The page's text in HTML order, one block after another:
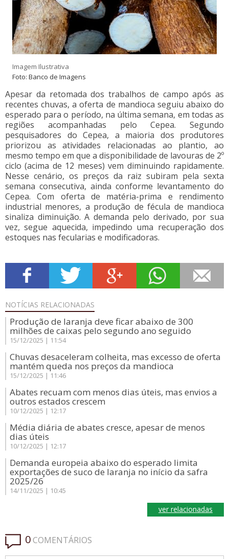
Imagem Ilustrativa
Foto: Banco de Imagens
Apesar da retomada dos trabalhos de campo após as
recentes chuvas, a oferta de mandioca seguiu abaixo do
esperado para o período, na última semana, em todas as
regiões acompanhadas pelo Cepea. Segundo
pesquisadores do Cepea, a maioria dos produtores
priorizou as atividades relacionadas ao plantio, ao
mesmo tempo em que a disponibilidade de lavouras de 2º
ciclo (acima de 12 meses) vem diminuindo rapidamente.
Nesse cenário, os preços da raiz subiram pela sexta
semana consecutiva, ainda conforme levantamento do
Cepea. Com oferta de matéria-prima e rendimento
industrial menores, a produção de fécula de mandioca
sinaliza diminuição. A demanda pelo derivado, por sua
vez, segue aquecida, impedindo uma recuperação dos
estoques nas fecularias e modificadoras.
NOTÍCIAS RELACIONADAS
Produção de laranja deve ficar abaixo de 300
milhões de caixas pelo segundo ano seguido
15/12/2025 | 11:54
Chuvas desaceleram colheita, mas excesso de oferta
mantém queda nos preços da mandioca
15/12/2025 | 11:46
Abates recuam com menos dias úteis, mas envios a
outros estados crescem
10/12/2025 | 12:17
Média diária de abates cresce, apesar de menos
dias úteis
10/12/2025 | 12:17
Demanda europeia abaixo do esperado limita
exportações de suco de laranja no início da safra
2025/26
14/11/2025 | 10:45
ver relacionadas
0COMENTÁRIOS